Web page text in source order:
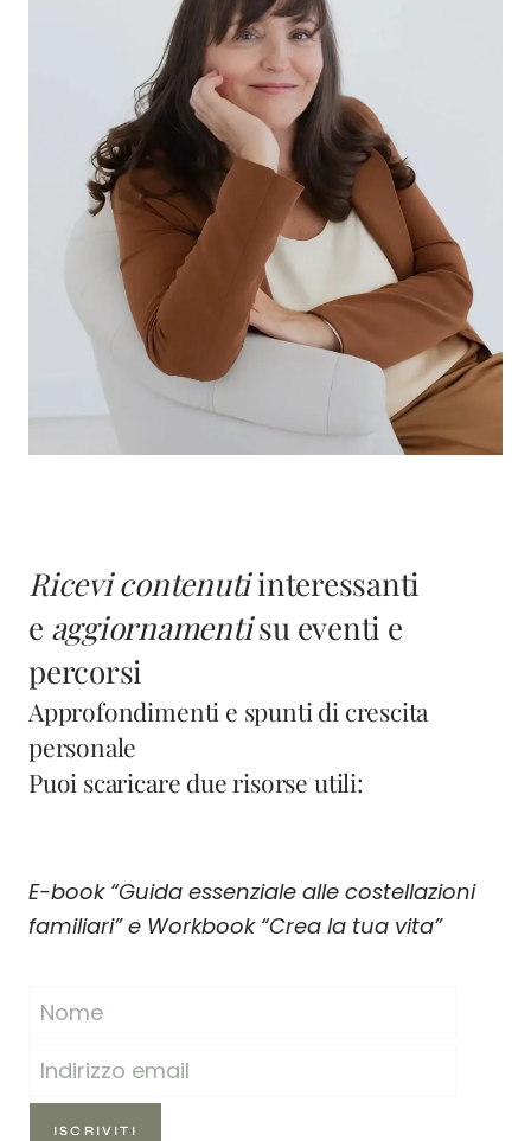
Ricevi contenutiinteressanti
e aggiornamentisu eventi e
percorsi
Approfondimenti e spunti di crescita
personale
Puoi scaricare due risorse utili:
E-book “Guida essenziale alle costellazioni
familiari” e Workbook “Crea la tua vita”